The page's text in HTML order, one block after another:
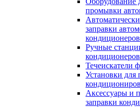
промывки
заправки
кондиционеров
Ручные
Течеискатели
Установки
Аксессуары и
заправки